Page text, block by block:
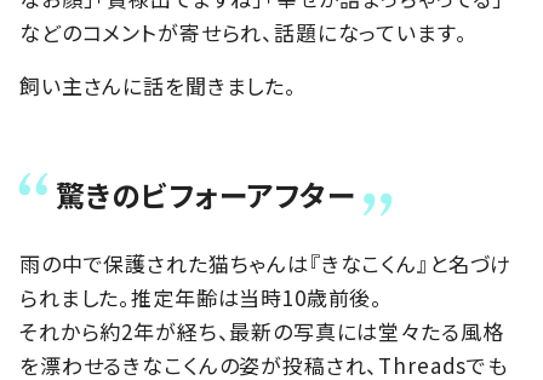
などのコメントが寄せられ、話題になっています。
飼い主さんに話を聞きました。
驚きのビフォーアフター
雨の中で保護された猫ちゃんは『きなこくん』と名づけ
られました。推定年齢は当時10歳前後。
それから約2年が経ち、最新の写真には堂々たる風格
を漂わせるきなこくんの姿が投稿され、Threadsでも